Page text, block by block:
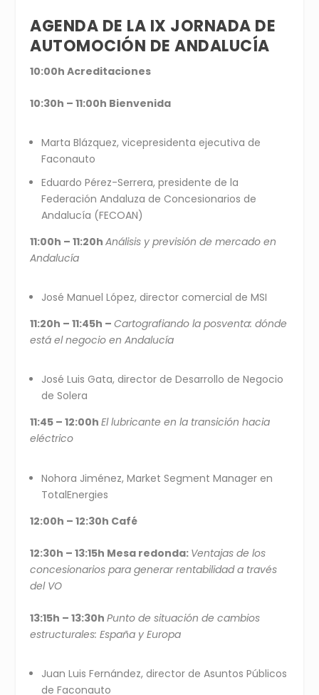
AGENDA DE LA IX JORNADA DE
AUTOMOCIÓN DE ANDALUCÍA
10:00h Acreditaciones
10:30h – 11:00h Bienvenida
Marta Blázquez, vicepresidenta ejecutiva de
Faconauto
Eduardo Pérez-Serrera, presidente de la
Federación Andaluza de Concesionarios de
Andalucía (FECOAN)
11:00h – 11:20hAnálisis y previsión de mercado en
Andalucía
José Manuel López, director comercial de MSI
11:20h – 11:45h –Cartografiando la posventa: dónde
está el negocio en Andalucía
José Luis Gata, director de Desarrollo de Negocio
de Solera
11:45 – 12:00hEl lubricante en la transición hacia
eléctrico
Nohora Jiménez, Market Segment Manager en
TotalEnergies
12:00h – 12:30h Café
12:30h – 13:15h Mesa redonda: Ventajas de los
concesionarios para generar rentabilidad a través
del VO
13:15h – 13:30hPunto de situación de cambios
estructurales: España y Europa
Juan Luis Fernández, director de Asuntos Públicos
de Faconauto